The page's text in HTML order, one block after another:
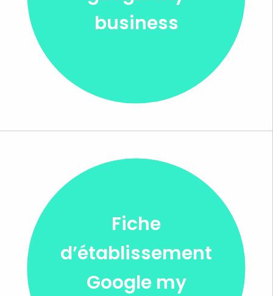
business
Fiche
d’établissement
Google my